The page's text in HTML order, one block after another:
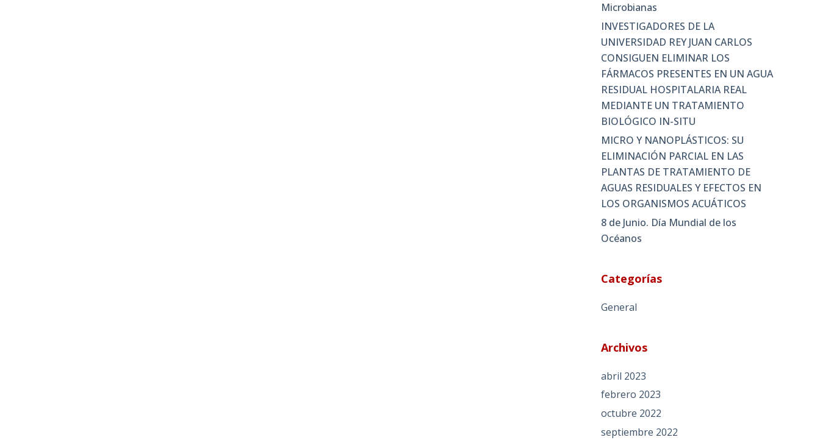
Microbianas
INVESTIGADORES DE LA
UNIVERSIDAD REY JUAN CARLOS
CONSIGUEN ELIMINAR LOS
FÁRMACOS PRESENTES EN UN AGUA
RESIDUAL HOSPITALARIA REAL
MEDIANTE UN TRATAMIENTO
BIOLÓGICO IN-SITU
MICRO Y NANOPLÁSTICOS: SU
ELIMINACIÓN PARCIAL EN LAS
PLANTAS DE TRATAMIENTO DE
AGUAS RESIDUALES Y EFECTOS EN
LOS ORGANISMOS ACUÁTICOS
8 de Junio. Día Mundial de los
Océanos
Categorías
General
Archivos
abril 2023
febrero 2023
octubre 2022
septiembre 2022